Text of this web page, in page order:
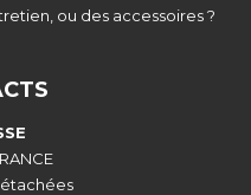
ou des accessoires ?